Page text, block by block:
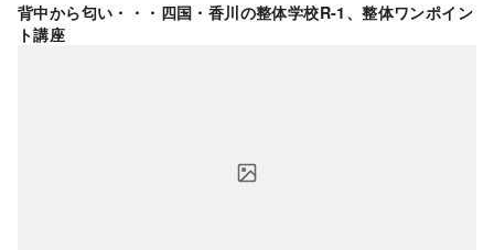
背中から匂い・・・四国・香川の整体学校R-1、整体ワンポイン
ト講座